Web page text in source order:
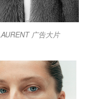
广告大片